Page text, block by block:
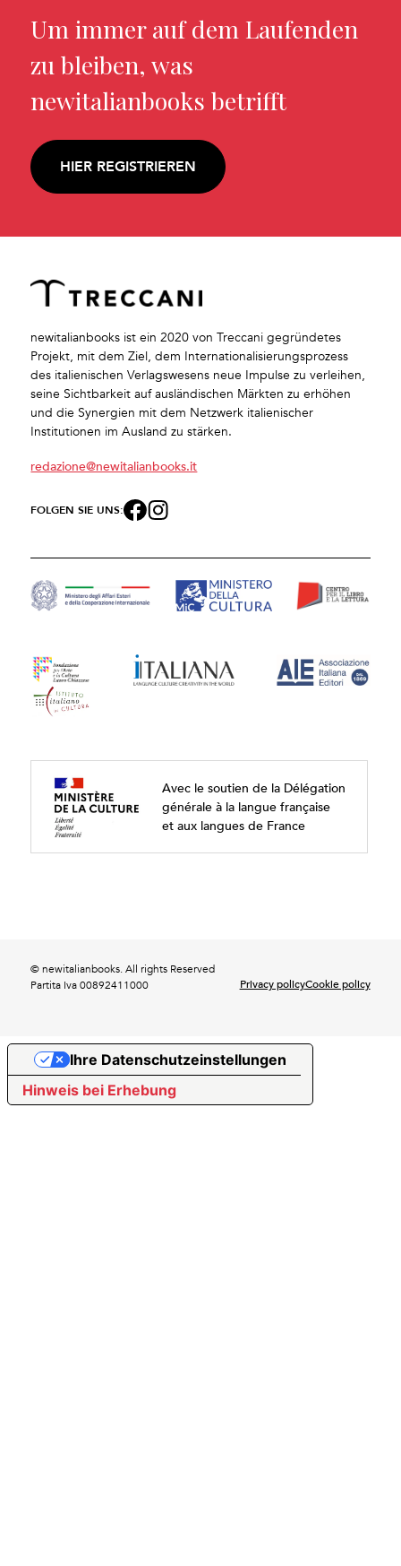
Um immer auf dem Laufenden
zu bleiben, was
newitalianbooks betrifft
HIER REGISTRIEREN
newitalianbooks ist ein 2020 von Treccani gegründetes
Projekt, mit dem Ziel, dem Internationalisierungsprozess
des italienischen Verlagswesens neue Impulse zu verleihen,
seine Sichtbarkeit auf ausländischen Märkten zu erhöhen
und die Synergien mit dem Netzwerk italienischer
Institutionen im Ausland zu stärken.
redazione@newitalianbooks.it
FOLGEN SIE UNS:
Avec le soutien de la Délégation
générale à la langue française
et aux langues de France
© newitalianbooks. All rights Reserved
Partita Iva 00892411000
Privacy policyCookie policy
Hinweis bei Erhebung
Ihre Datenschutzeinstellungen